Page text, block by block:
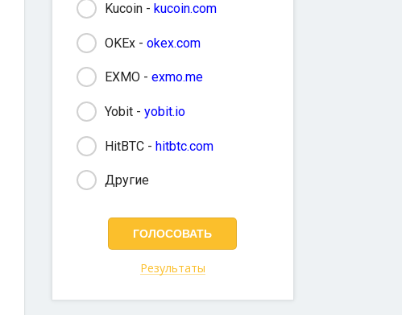
Kucoin - kucoin.com
OKEx - okex.com
EXMO - exmo.me
Yobit - yobit.io
HitBTC - hitbtc.com
Другие
Результаты